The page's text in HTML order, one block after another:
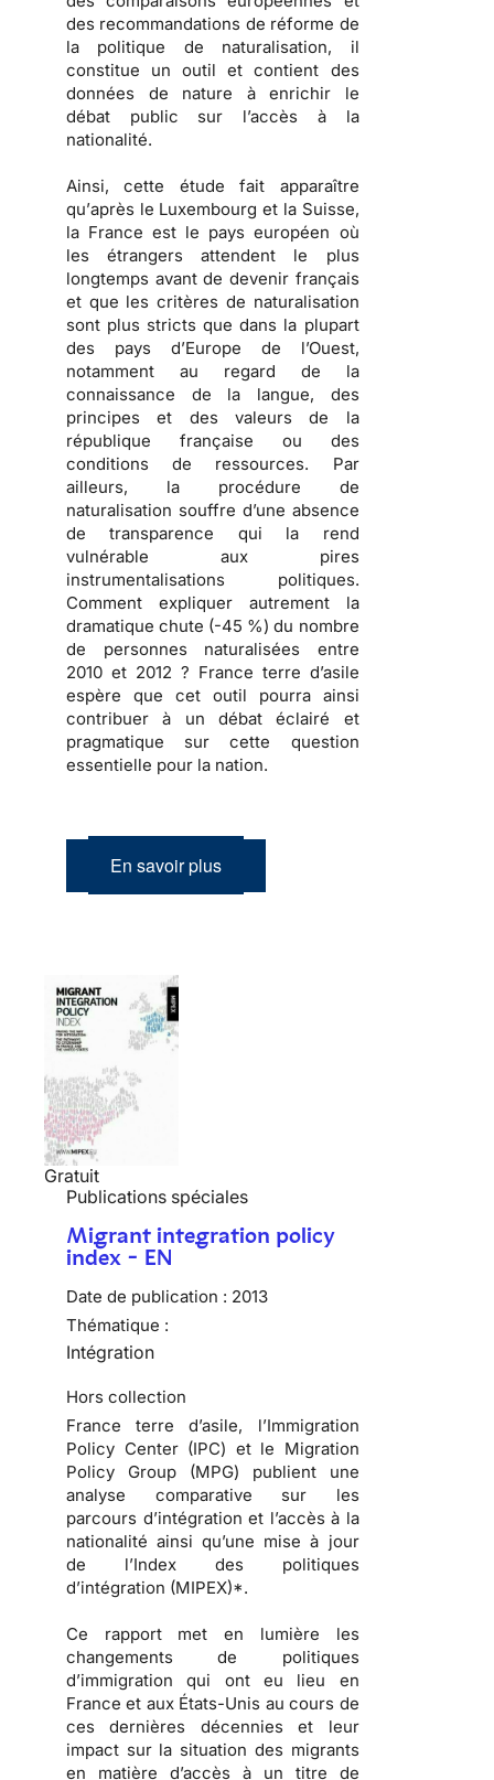
des recommandations de réforme de
la politique de naturalisation, il
constitue un outil et contient des
données de nature à enrichir le
débat public sur l’accès à la
nationalité.
Ainsi, cette étude fait apparaître
qu’après le Luxembourg et la Suisse,
la France est le pays européen où
les étrangers attendent le plus
longtemps avant de devenir français
et que les critères de naturalisation
sont plus stricts que dans la plupart
des pays d’Europe de l’Ouest,
notamment au regard de la
connaissance de la langue, des
principes et des valeurs de la
république française ou des
conditions de ressources. Par
ailleurs, la procédure de
naturalisation souffre d’une absence
de transparence qui la rend
vulnérable aux pires
instrumentalisations politiques.
Comment expliquer autrement la
dramatique chute (-45 %) du nombre
de personnes naturalisées entre
2010 et 2012 ? France terre d’asile
espère que cet outil pourra ainsi
contribuer à un débat éclairé et
pragmatique sur cette question
essentielle pour la nation.
En savoir plus
Gratuit
Publications spéciales
Migrant integration policy
index - EN
Date de publication : 2013
Thématique :
Intégration
Hors collection
France terre d’asile, l’Immigration
Policy Center (IPC) et le Migration
Policy Group (MPG) publient une
analyse comparative sur les
parcours d’intégration et l’accès à la
nationalité ainsi qu’une mise à jour
de l’Index des politiques
d’intégration (MIPEX)*.
Ce rapport met en lumière les
changements de politiques
d’immigration qui ont eu lieu en
France et aux États-Unis au cours de
ces dernières décennies et leur
impact sur la situation des migrants
en matière d’accès à un titre de